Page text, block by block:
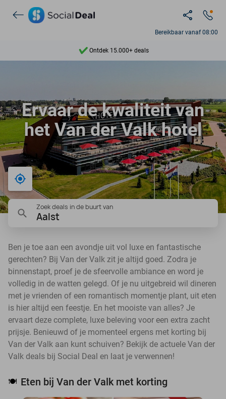
Bereikbaar vanaf 08:00
Ontdek 15.000+ deals
9,4
Ontdek 15.000+ deals
Ervaar de kwaliteit van
het Van der Valk hotel
Bij mij in de buurt
Zoek deals in de buurt van
Aalst
Ben je toe aan een avondje uit vol luxe en fantastische
gerechten? Bij Van der Valk zit je altijd goed. Zodra je
binnenstapt, proef je de sfeervolle ambiance en word je
volledig in de watten gelegd. Of je nu uitgebreid wil dineren
met je vrienden of een romantisch momentje plant, uit eten
is hier altijd een feestje. En het mooiste van alles? Je
ervaart deze complete, luxe beleving voor een extra zacht
prijsje. Benieuwd of je momenteel ergens met korting bij
Van der Valk aan kunt schuiven? Bekijk de actuele Van der
Valk deals bij Social Deal en laat je verwennen!
🍽️ Eten bij Van der Valk met korting